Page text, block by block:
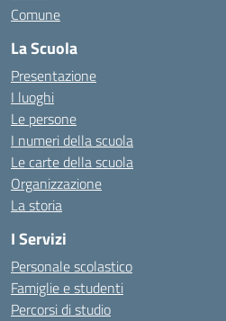
Comune
La Scuola
Presentazione
I luoghi
Le persone
I numeri della scuola
Le carte della scuola
Organizzazione
La storia
I Servizi
Personale scolastico
Famiglie e studenti
Percorsi di studio